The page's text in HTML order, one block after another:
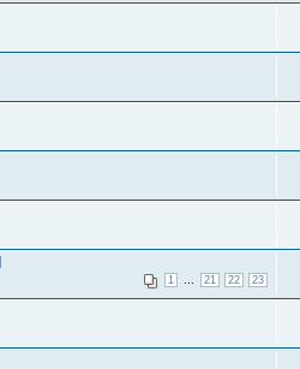
1 21 22 23